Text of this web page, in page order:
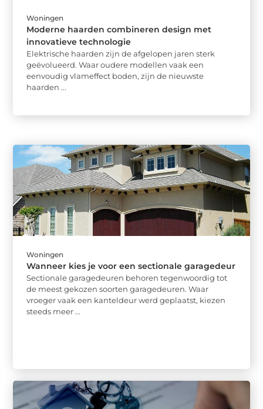
Woningen
Moderne haarden combineren design met
innovatieve technologie
Elektrische haarden zijn de afgelopen jaren sterk
geëvolueerd. Waar oudere modellen vaak een
eenvoudig vlameffect boden, zijn de nieuwste
haarden ...
Woningen
Wanneer kies je voor een sectionale garagedeur
Sectionale garagedeuren behoren tegenwoordig tot
de meest gekozen soorten garagedeuren. Waar
vroeger vaak een kanteldeur werd geplaatst, kiezen
steeds meer ...